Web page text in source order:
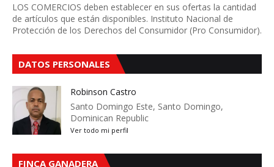
LOS COMERCIOS deben establecer en sus ofertas la cantidad
de artículos que están disponibles. Instituto Nacional de
Protección de los Derechos del Consumidor (Pro Consumidor).
DATOS PERSONALES
Robinson Castro
Santo Domingo Este, Santo Domingo,
Dominican Republic
Ver todo mi perfil
FINCA GANADERA